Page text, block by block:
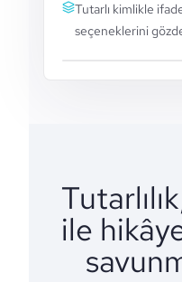
Tutarlı kimlikle
seçeneklerini
ile